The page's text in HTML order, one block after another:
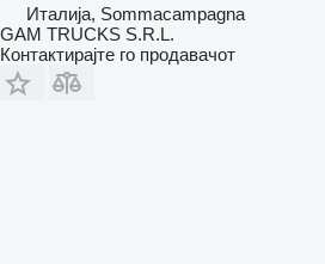
Италија, Sommacampagna
GAM TRUCKS S.R.L.
Контактирајте го продавачот